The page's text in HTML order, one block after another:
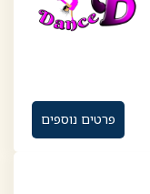
פרטים נוספים